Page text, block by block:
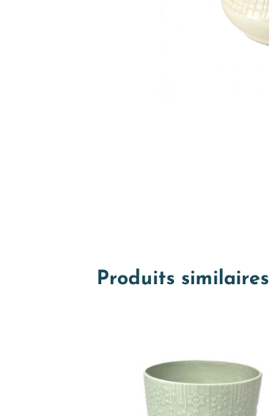
Produits similaires